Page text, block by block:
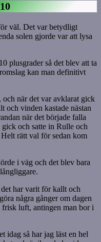
väl. Det var betydligt
solen gjorde var att lysa
plusgrader så det blev att ta
kan man definitivt
när det var avklarat gick
och vinden kastade nästan
när det började falla
och satte in Rulle och
rätt val för sedan kom
i väg och det blev bara
har varit för kallt och
några gånger om dagen
luft, antingen man bor i
idag så har jag läst en hel